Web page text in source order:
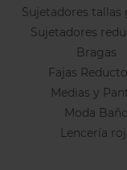
Sujetadores tallas
Sujetadores
Bragas
Fajas
Medias y
Moda Baño
Lencería